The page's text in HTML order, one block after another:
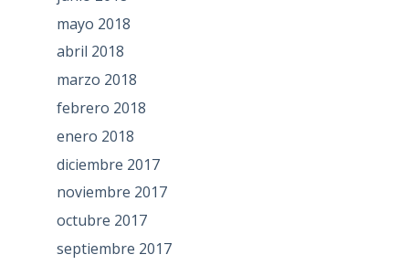
mayo 2018
abril 2018
marzo 2018
febrero 2018
enero 2018
diciembre 2017
noviembre 2017
octubre 2017
septiembre 2017